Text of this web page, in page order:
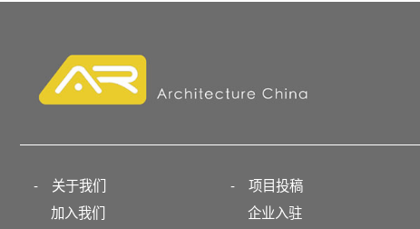
-
关于我们
加入我们
-
项目投稿
企业入驻